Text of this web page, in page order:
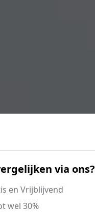
via ons?
en Vrijblijvend
wel 30%